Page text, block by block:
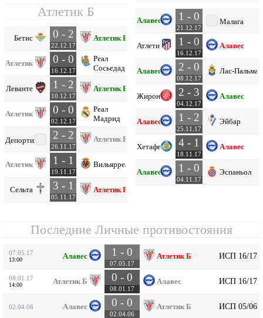
Атлетик Б
Бетис 0 - 2
22.12.17
Атлетик Б
Атлетик Б 0 - 0
16.12.17
Реал
Сосьедад
Леванте 1 - 2
10.12.17
Атлетик Б
Атлетик Б 0 - 0
02.12.17
Реал
Мадрид
Депортиво 2 - 2
26.11.17
Атлетик Б
Атлетик Б 1 - 1
19.11.17
Вильярреал
Сельта 3 - 1
05.11.17
Атлетик Б
Алавес 1 - 0
21.12.17
Малага
Атлетико 1 - 0
16.12.17
Алавес
Алавес 2 - 0
08.12.17
Лас-Пальмас
Жирона 2 - 3
04.12.17
Алавес
Алавес 1 - 2
25.11.17
Эйбар
Хетафе 4 - 1
18.11.17
Алавес
Алавес 1 - 0
04.11.17
Эспаньол
Последние Личные противостояния
07.05.17
13:00 Алавес 1 - 0
07.05.17
Атлетик Б ИСП 16/17
08.01.17
14:00 Атлетик Б 0 - 0
08.01.17
Алавес ИСП 16/17
02.04.06 Алавес 0 - 0
02.04.06
Атлетик Б ИСП 05/06